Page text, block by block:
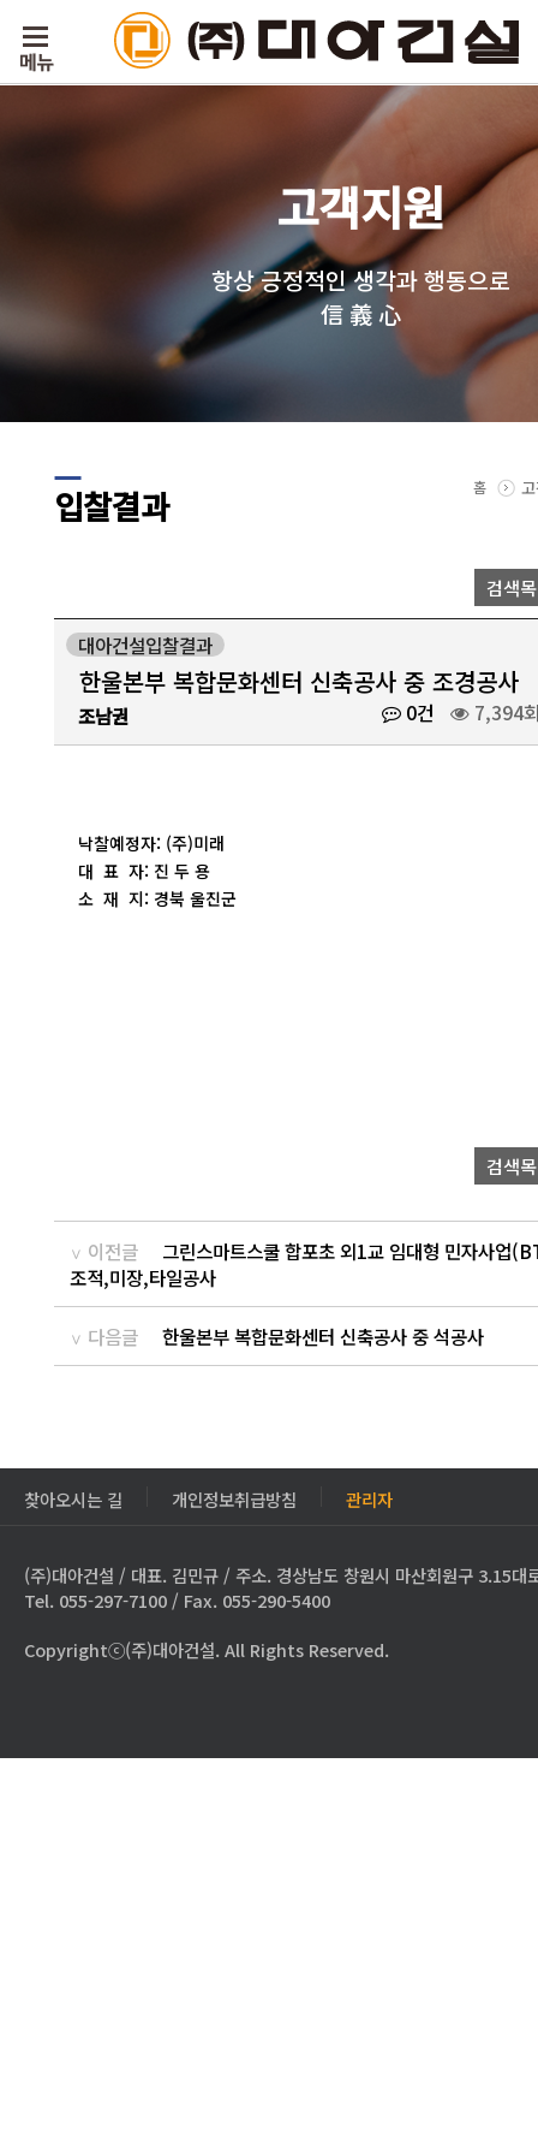
고객지원
항상 긍정적인 생각과 행동으로
信 義 心
입찰결과 홈
검색
대아건설입찰결과
한울본부 복합문화센터 신축공사 중 조경공사
조남권 0건 7,394
낙찰예정자: (주)미래
대 표 자: 진 두 용
소 재 지: 경북 울진군
검색
이전글
그린스마트스쿨 합포초 외1교 임대형 민자사업
조적,미장,타일공사
다음글 한울본부 복합문화센터 신축공사 중 석공사
찾아오시는 길 개인정보취급방침 관리자
(주)대아건설 / 대표. 김민규 / 주소. 경상남도 창원시 마산회원구 3.15대
Tel. 055-297-7100 / Fax. 055-290-5400
Copyrightⓒ(주)대아건설. All Rights Reserved.